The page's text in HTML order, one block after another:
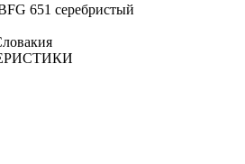
651 серебристый